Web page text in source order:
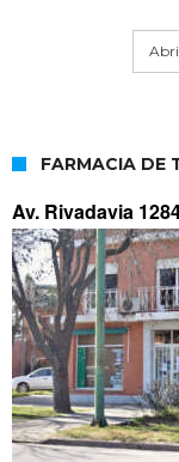
FARMACIA DE
Av. Rivadavia